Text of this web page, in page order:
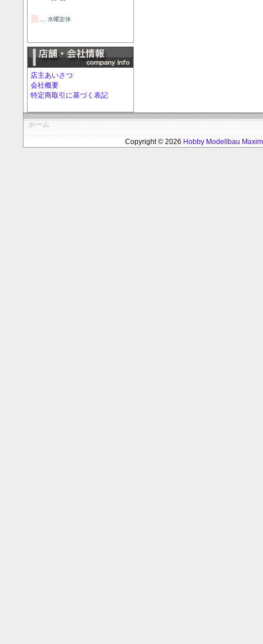
… 水曜定休
店主あいさつ
会社概要
特定商取引に基づく表記
ホーム
Copyright © 2026 Hobby Modellbau